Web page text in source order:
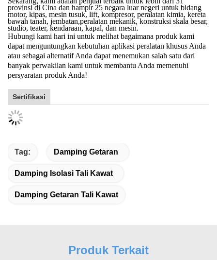
provinsi di Cina dan hampir 25 negara luar negeri untuk bidang
motor, kipas, mesin tusuk, lift, kompresor, peralatan kimia, kereta
bawah tanah, jembatan,peralatan mekanik, konstruksi skala besar,
studio, teater, kendaraan, kapal, dan mesin.
Hubungi kami hari ini untuk melihat bagaimana produk kami
dapat menguntungkan kebutuhan aplikasi peralatan khusus Anda
atau sebagai alternatif Anda dapat menemukan salah satu dari
banyak perwakilan kami untuk membantu Anda memenuhi
persyaratan produk Anda!
Sertifikasi
Tag: Damping Getaran
Damping Isolasi Tali Kawat
Damping Getaran Tali Kawat
Produk Terkait